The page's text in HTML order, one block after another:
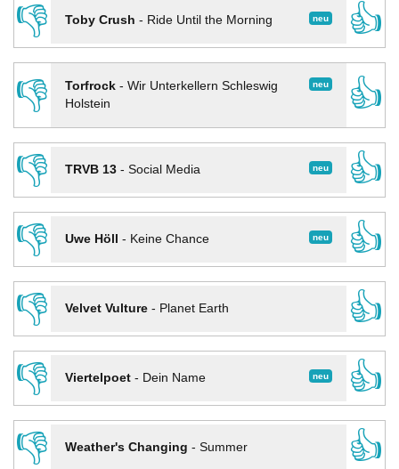
👎
neu
Toby Crush - Ride Until the Morning
👍
👎
neu
Torfrock- Wir Unterkellern Schleswig
Holstein
👍
👎
neu
TRVB 13- Social Media
👍
👎
neu
Uwe Höll - Keine Chance
👍
👎
Velvet Vulture- Planet Earth
👍
👎
neu
Viertelpoet- Dein Name
👍
👎
Weather's Changing - Summer
👍